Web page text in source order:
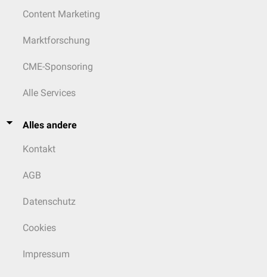
Content Marketing
Marktforschung
CME-Sponsoring
Alle Services
Alles andere
Kontakt
AGB
Datenschutz
Cookies
Impressum